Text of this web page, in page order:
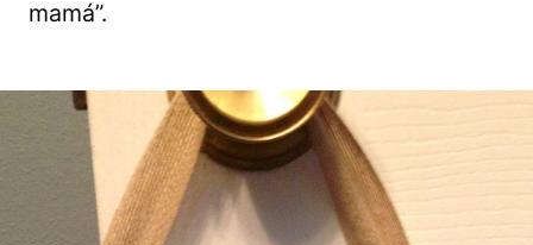
mamá”.